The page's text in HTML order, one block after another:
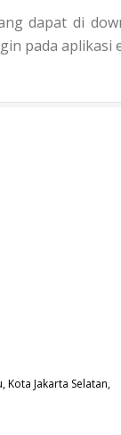
dapat di
pada aplikasi
Kota Jakarta Selatan,